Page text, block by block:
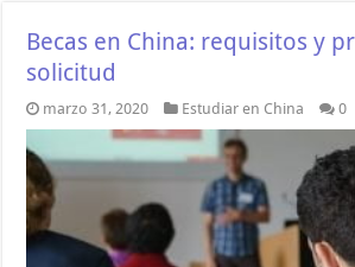
Becas en China: requisitos y
solicitud
marzo 31, 2020 Estudiar en China 0